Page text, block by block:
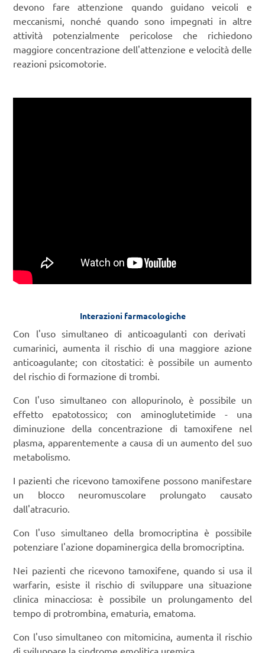
devono fare attenzione quando guidano veicoli e
meccanismi, nonché quando sono impegnati in altre
attività potenzialmente pericolose che richiedono
maggiore concentrazione dell'attenzione e velocità delle
reazioni psicomotorie.
Interazioni farmacologiche
Con l'uso simultaneo di anticoagulanti con derivati ​​
cumarinici, aumenta il rischio di una maggiore azione
anticoagulante; con citostatici: è possibile un aumento
del rischio di formazione di trombi.
Con l'uso simultaneo con allopurinolo, è possibile un
effetto epatotossico; con aminoglutetimide - una
diminuzione della concentrazione di tamoxifene nel
plasma, apparentemente a causa di un aumento del suo
metabolismo.
I pazienti che ricevono tamoxifene possono manifestare
un blocco neuromuscolare prolungato causato
dall'atracurio.
Con l'uso simultaneo della bromocriptina è possibile
potenziare l'azione dopaminergica della bromocriptina.
Nei pazienti che ricevono tamoxifene, quando si usa il
warfarin, esiste il rischio di sviluppare una situazione
clinica minacciosa: è possibile un prolungamento del
tempo di protrombina, ematuria, ematoma.
Con l'uso simultaneo con mitomicina, aumenta il rischio
di sviluppare la sindrome emolitica uremica.